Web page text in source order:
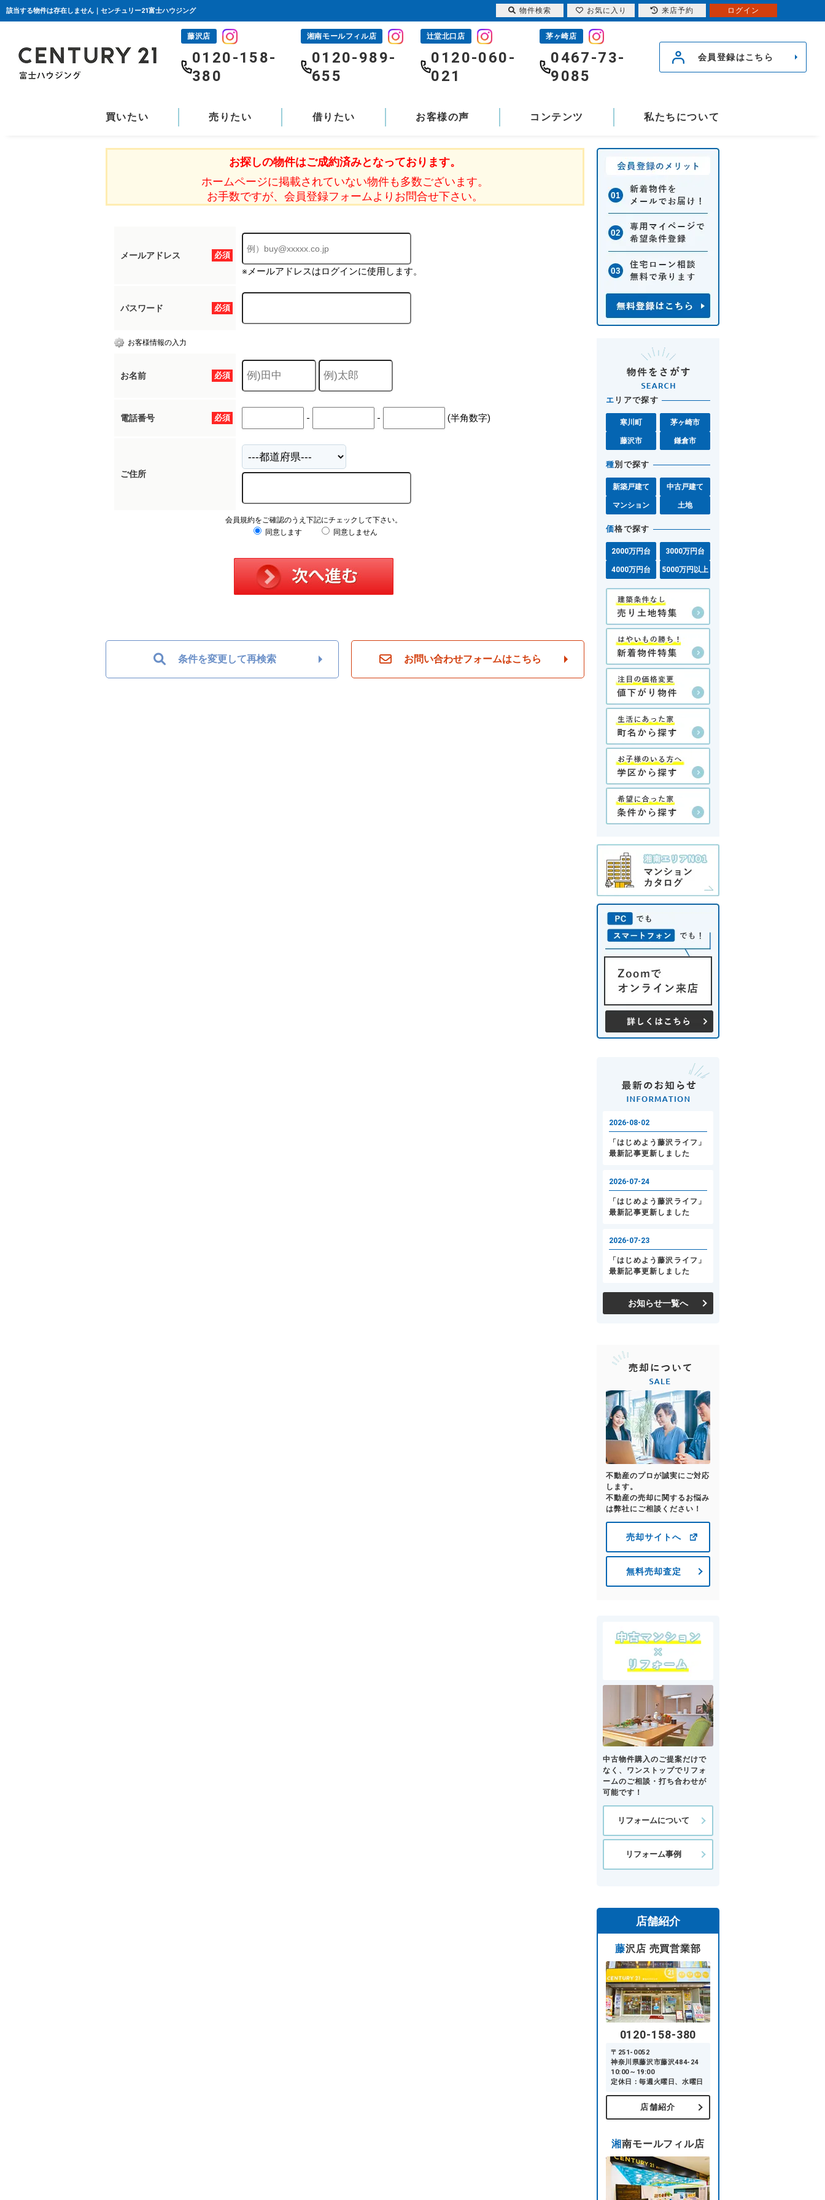
該当する物件は存在しません｜センチュリー21富士ハウジング
藤沢店
0120-158-
380
湘南モールフィル店
0120-989-
655
辻堂北口店
0120-060-
021
茅ヶ崎店
0467-73-
9085
会員登録はこちら
買いたい 売りたい 借りたい お客様の声 コンテンツ 私たちについて
お探しの物件はご成約済みとなっております。
ホームページに掲載されていない物件も多数ございます。
お手数ですが、会員登録フォームよりお問合せ下さい。
必須
メールアドレス
※メールアドレスはログインに使用します。
必須
パスワード
お客様情報の入力
必須
お名前
必須
電話番号 - - (半角数字)
ご住所
会員規約をご確認のうえ下記にチェックして下さい。
同意します
同意しません
条件を変更して再検索 お問い合わせフォームはこちら
エ リアで探す
寒川町 茅ヶ崎市
藤沢市 鎌倉市
種別で探す
新築戸建て 中古戸建て
マンション 土地
価格で探す
2000万円台 3000万円台
4000万円台 5000万円以上
お知らせ一覧へ
不動産のプロが誠実にご対応
します。
不動産の売却に関するお悩み
は弊社にご相談ください！
売却サイトへ
無料売却査定
中古物件購入のご提案だけで
なく、ワンストップでリフォ
ームのご相談・打ち合わせが
可能です！
リフォームについて
リフォーム事例
店舗紹介
藤沢店 売買営業部
0120-158-380
〒251-0052
神奈川県藤沢市藤沢484-24
10:00～19:00
定休日：毎週火曜日、水曜日
店舗紹介
湘南モールフィル店
物件検索 お気に入り 来店予約 ログイン